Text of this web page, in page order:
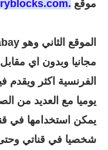
موقع .storyblocks.com
مجانيا وبدون اي
الفرنسية اكثر ويقدم
يوميا مع العديد من
يمكن استخدامها في
شخصيا في قناتي